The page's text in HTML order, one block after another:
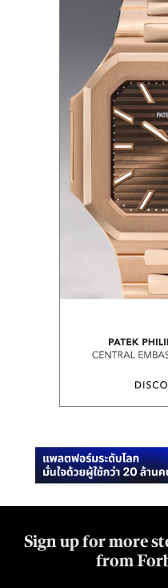
Sign up for more
from